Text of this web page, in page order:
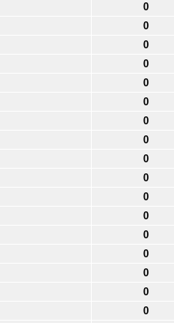
0
0
0
0
0
0
0
0
0
0
0
0
0
0
0
0
0